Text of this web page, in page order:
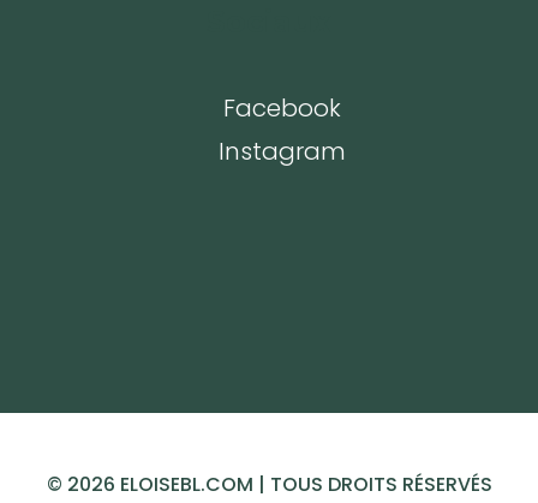
Facebook
Instagram
© 2026 ELOISEBL.COM | TOUS DROITS RÉSERVÉS